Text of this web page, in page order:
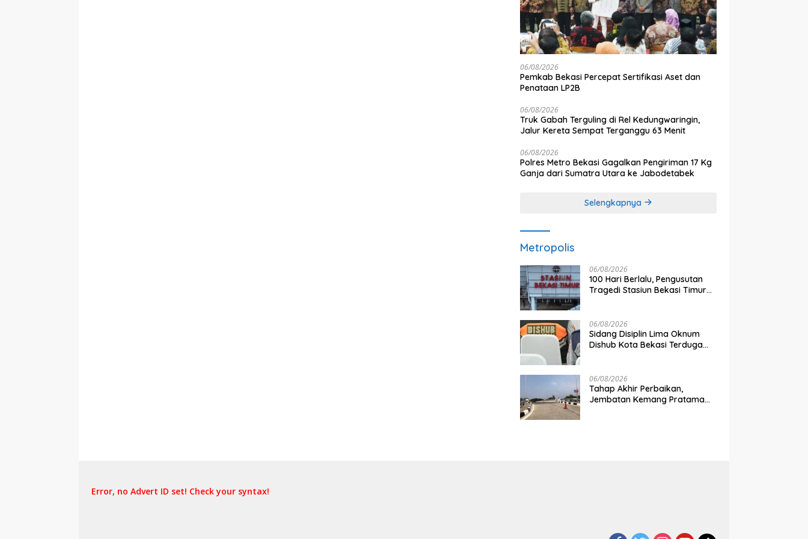
06/08/2026
Pemkab Bekasi Percepat Sertifikasi Aset dan
Penataan LP2B
06/08/2026
Truk Gabah Terguling di Rel Kedungwaringin,
Jalur Kereta Sempat Terganggu 63 Menit
06/08/2026
Polres Metro Bekasi Gagalkan Pengiriman 17 Kg
Ganja dari Sumatra Utara ke Jabodetabek
Selengkapnya
Metropolis
06/08/2026
100 Hari Berlalu, Pengusutan
Tragedi Stasiun Bekasi Timur
06/08/2026
Sidang Disiplin Lima Oknum
Dishub Kota Bekasi Terduga
06/08/2026
Tahap Akhir Perbaikan,
Jembatan Kemang Pratama
Error, no Advert ID set! Check your syntax!